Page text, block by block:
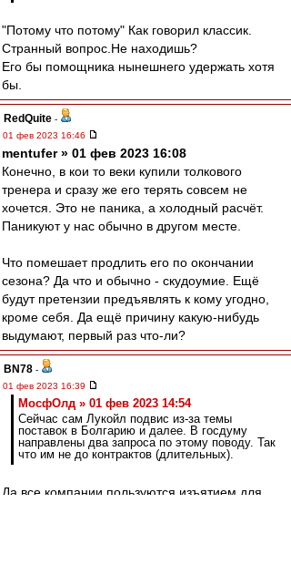
"Потому что потому" Как говорил классик.
Странный вопрос.Не находишь?
Его бы помощника нынешнего удержать хотя
бы.
RedQuite -
01 фев 2023 16:46
mentufer » 01 фев 2023 16:08
Конечно, в кои то веки купили толкового
тренера и сразу же его терять совсем не
хочется. Это не паника, а холодный расчёт.
Паникуют у нас обычно в другом месте.
Что помешает продлить его по окончании
сезона? Да что и обычно - скудоумие. Ещё
будут претензии предъявлять к кому угодно,
кроме себя. Да ещё причину какую-нибудь
выдумают, первый раз что-ли?
BN78 -
01 фев 2023 16:39
МосфОлд » 01 фев 2023 14:54
Сейчас сам Лукойл подвис из-за темы
поставок в Болгарию и далее. В госдуму
направлены два запроса по этому поводу. Так
что им не до контрактов (длительных).
Да все компании пользуются изъятием для